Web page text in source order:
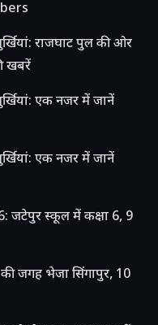
राजघाट पुल की ओर
खबरें
एक नजर में जानें
एक नजर में जानें
जटेपुर स्कूल में कक्षा 6, 9
जगह भेजा सिंगापुर, 10